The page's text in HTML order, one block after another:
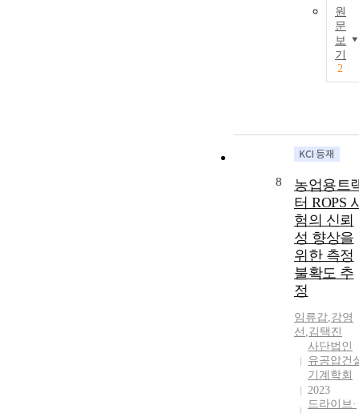
원
문
보
기
2
8
농업용트
터 ROPS
험의 신뢰
성 향상을
위한 측정
불확도 추
정
임류갑,강영
선 ,김택진
사단법인
유공압건
기계학회
2023
드라이브·